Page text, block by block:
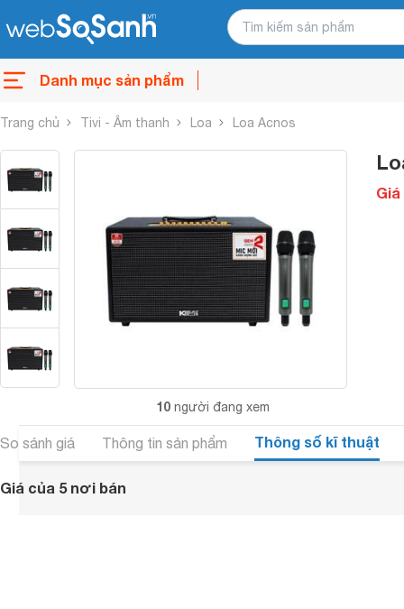
Danh mục sản phẩm
Trang chủ Tivi - Âm thanh Loa Loa Acnos
10 người đang xem
Giá
So sánh giá Thông tin sản phẩm Thông số kĩ thuật
Giá của 5 nơi bán